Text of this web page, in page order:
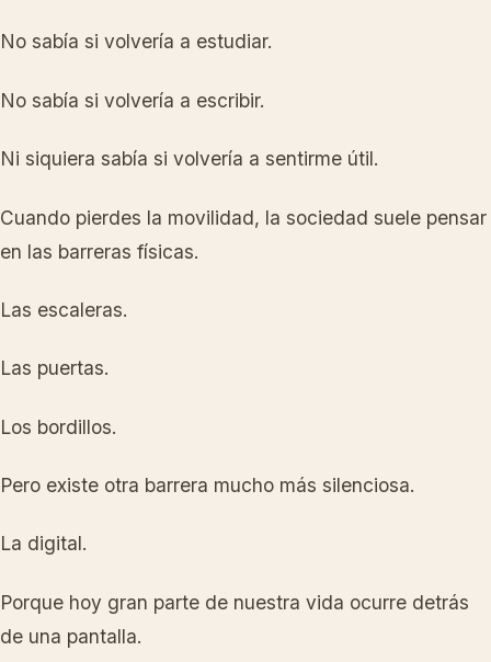
No sabía si volvería a estudiar.
No sabía si volvería a escribir.
Ni siquiera sabía si volvería a sentirme útil.
Cuando pierdes la movilidad, la sociedad suele pensar
en las barreras físicas.
Las escaleras.
Las puertas.
Los bordillos.
Pero existe otra barrera mucho más silenciosa.
La digital.
Porque hoy gran parte de nuestra vida ocurre detrás
de una pantalla.